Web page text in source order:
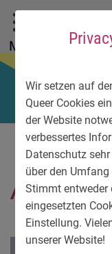
Wir setzen auf
Queer Cookies
der Website
verbessertes
Datenschutz
über den
Stimmt entweder
eingesetzten
Einstellung.
unserer Website!
To main menu
To language
To search
To content
To service
Menu